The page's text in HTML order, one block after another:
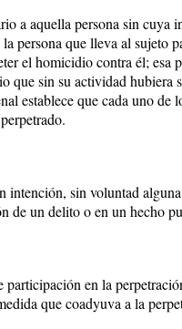
a aquella persona sin
persona que lleva al sujeto
el homicidio contra él; esa
que sin su actividad
establece que cada uno de
intención, sin voluntad
de un delito o en un hecho
participación en la
que coadyuva a la